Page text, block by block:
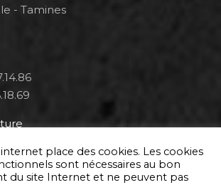
- Tamines
et 12h30-14h30
12h00 et 12h30-17h00
place des cookies. Les cookies
sont nécessaires au bon
du site Internet et ne peuvent pas